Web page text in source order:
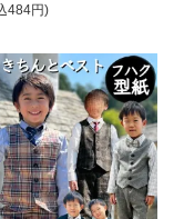
484円)